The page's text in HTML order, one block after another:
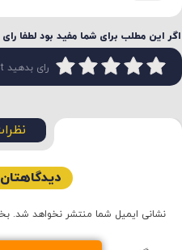
اگر این مطلب برای شما مفید بود لطفا
رای بدهید post
نشانی ایمیل شما منتشر نخواهد شد.